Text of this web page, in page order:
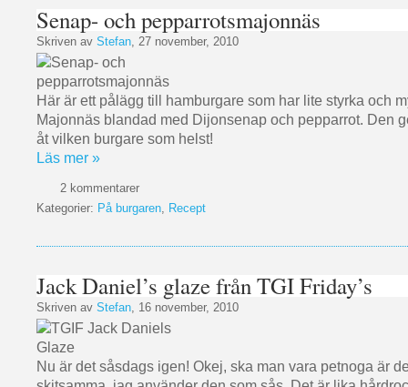
Senap- och pepparrotsmajonnäs
Skriven av Stefan, 27 november, 2010
Här är ett pålägg till hamburgare som har lite styrka och
Majonnäs blandad med Dijonsenap och pepparrot. Den
åt vilken burgare som helst!
Läs mer »
2 kommentarer
Kategorier: På burgaren, Recept
Jack Daniel’s glaze från TGI Friday’s
Skriven av Stefan, 16 november, 2010
Nu är det såsdags igen! Okej, ska man vara petnoga är